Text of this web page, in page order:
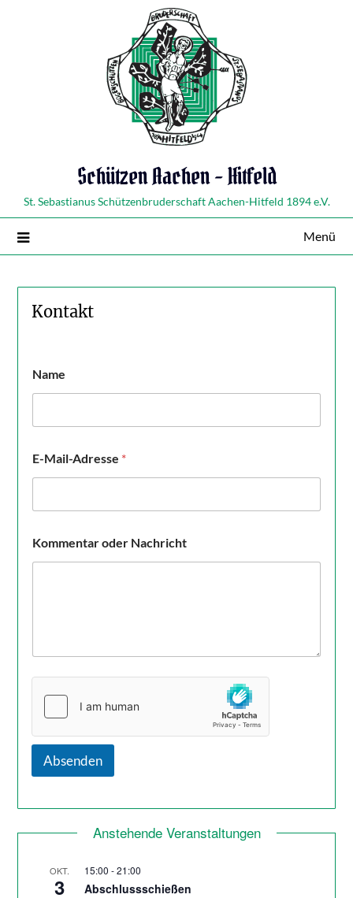
Schützen Aachen – Hitfeld
St. Sebastianus Schützenbruderschaft Aachen-Hitfeld 1894 e.V.
Menü
Kontakt
Name
E-Mail-Adresse *
Kommentar oder Nachricht
Absenden
Anstehende Veranstaltungen
OKT.
3
15:00 -21:00
Abschlussschießen